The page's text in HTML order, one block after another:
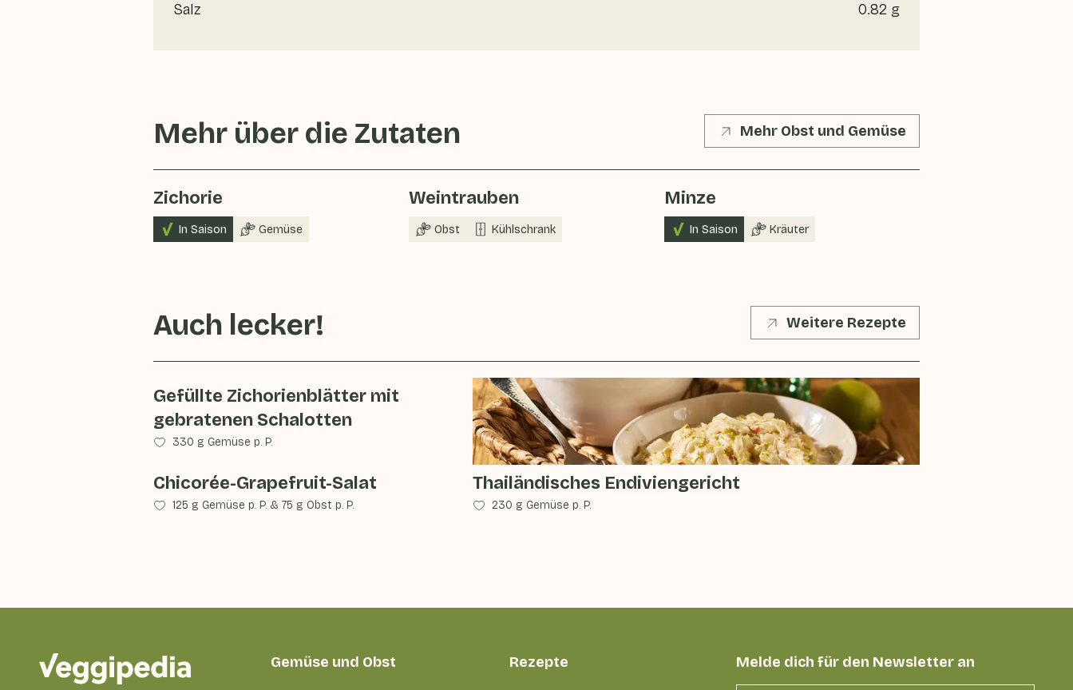
Salz
0.82 g
Mehr über die Zutaten Mehr Obst und Gemüse
Zichorie
In Saison Gemüse
Weintrauben
Obst Kühlschrank
Minze
In Saison Kräuter
Auch lecker! Weitere Rezepte
Gefüllte Zichorienblätter mit
gebratenen Schalotten
330 g Gemüse p. P.
Chicorée-Grapefruit-Salat
125 g Gemüse p. P. & 75 g Obst p. P.
Thailändisches Endiviengericht
230 g Gemüse p. P.
Gemüse und Obst Rezepte Melde dich für den Newsletter an